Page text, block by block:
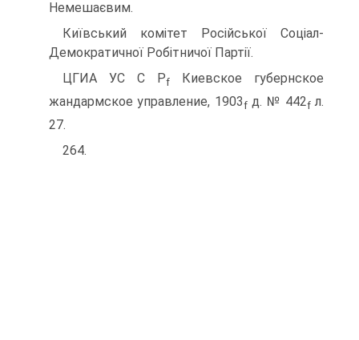
Немешаєвим.
Київський комітет Російської Соціал-
Демократичної Робітничої Партії.
ЦГИА УС C Pf
Киевское губернское
жандармское управление, 1903fд. № 442fл.
27.
264.